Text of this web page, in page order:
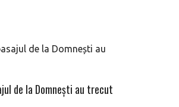
de la Domnești au trecut